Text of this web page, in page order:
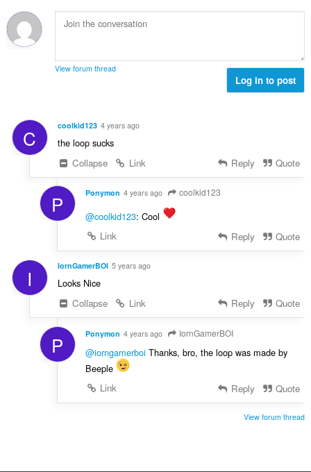
View forum thread
Log in to post
C coolkid123 4 years ago
the loop sucks
Collapse
Link Reply Quote
P Ponymon 4 years ago coolkid123
@coolkid123: Cool
Link
Reply Quote
I IornGamerBOI 5 years ago
Looks Nice
Collapse
Link Reply Quote
P Ponymon 4 years ago IornGamerBOI
@iorngamerboi Thanks, bro, the loop was made by
Beeple
Link
Reply Quote
View forum thread